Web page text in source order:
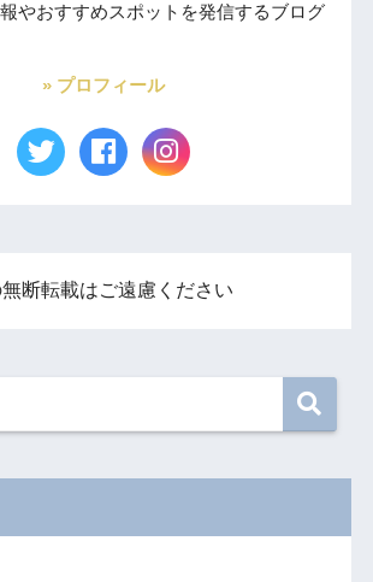
やおすすめスポットを発信するブログ
» プロフィール
断転載はご遠慮ください